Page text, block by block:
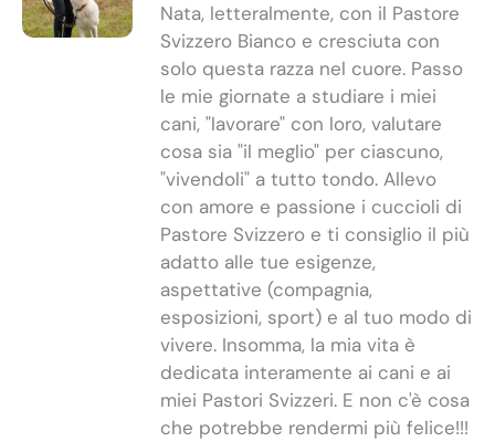
Nata, letteralmente, con il Pastore
Svizzero Bianco e cresciuta con
solo questa razza nel cuore. Passo
le mie giornate a studiare i miei
cani, "lavorare" con loro, valutare
cosa sia "il meglio" per ciascuno,
"vivendoli" a tutto tondo. Allevo
con amore e passione i cuccioli di
Pastore Svizzero e ti consiglio il più
adatto alle tue esigenze,
aspettative (compagnia,
esposizioni, sport) e al tuo modo di
vivere. Insomma, la mia vita è
dedicata interamente ai cani e ai
miei Pastori Svizzeri. E non c'è cosa
che potrebbe rendermi più felice!!!